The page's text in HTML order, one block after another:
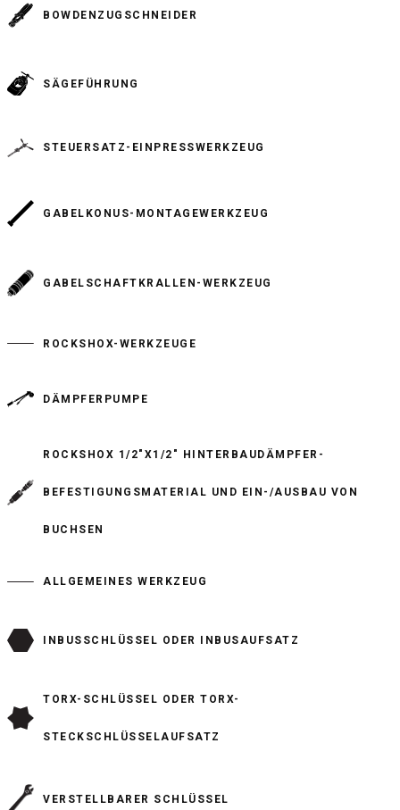
BOWDENZUGSCHNEIDER
SÄGEFÜHRUNG
STEUERSATZ-EINPRESSWERKZEUG
GABELKONUS-MONTAGEWERKZEUG
GABELSCHAFTKRALLEN-WERKZEUG
ROCKSHOX-WERKZEUGE
DÄMPFERPUMPE
ROCKSHOX 1/2"X1/2" HINTERBAUDÄMPFER-
BEFESTIGUNGSMATERIAL UND EIN-/AUSBAU VON
BUCHSEN
ALLGEMEINES WERKZEUG
INBUSSCHLÜSSEL ODER INBUSAUFSATZ
TORX-SCHLÜSSEL ODER TORX-
STECKSCHLÜSSELAUFSATZ
VERSTELLBARER SCHLÜSSEL